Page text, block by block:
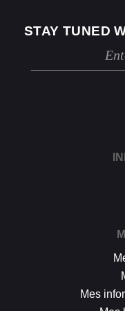
STAY TUNED
Mes